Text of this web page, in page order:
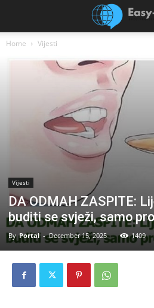
Home Vijesti
Vijesti
DA ODMAH ZASPITE:
buditi se svježi, samo
By Portal - December 15, 2025 1409